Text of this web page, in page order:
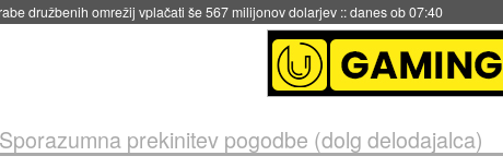
doslej::včeraj ob 21:37
Sporazumna prekinitev pogodbe (dolg delodajalca)